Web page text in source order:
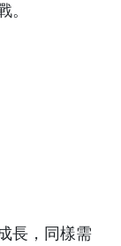
。
長，同樣需